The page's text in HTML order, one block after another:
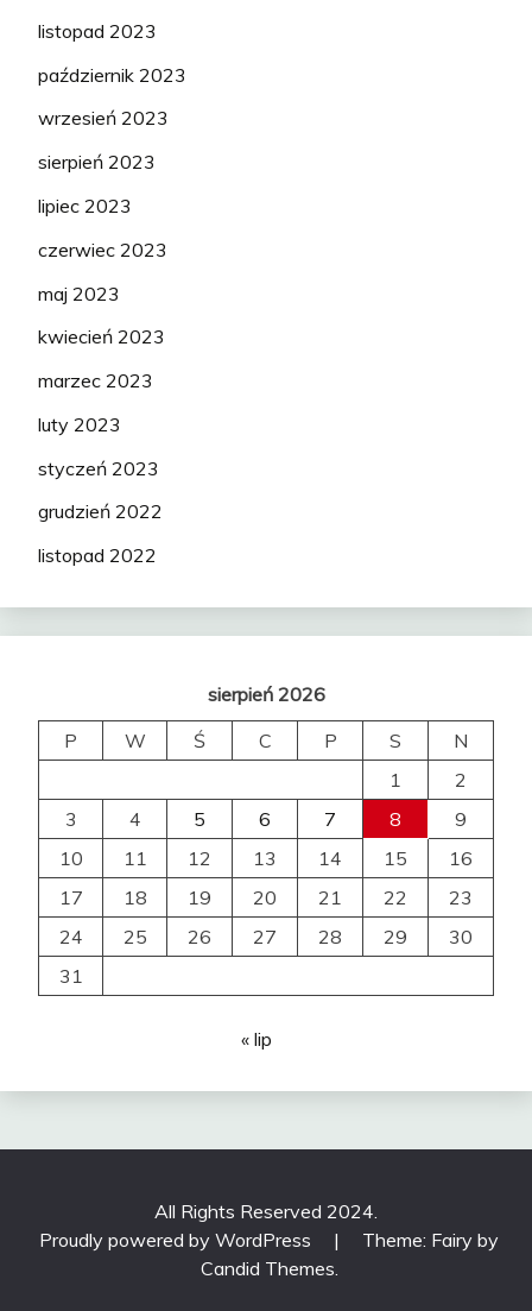
listopad 2023
październik 2023
wrzesień 2023
sierpień 2023
lipiec 2023
czerwiec 2023
maj 2023
kwiecień 2023
marzec 2023
luty 2023
styczeń 2023
grudzień 2022
listopad 2022
sierpień 2026
P
W Ś C P S
N
1
2
3
4 5 6 7 8
9
10
11 12 13 14 15
16
17
18 19 20 21 22
23
24
25 26 27 28 29
30
31
« lip
All Rights Reserved 2024.
Proudly powered by WordPress
|
Theme: Fairy by
Candid Themes.